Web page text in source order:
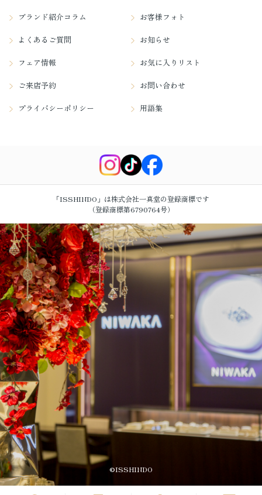
ブランド紹介コラム お客様フォト
よくあるご質問 お知らせ
フェア情報 お気に入りリスト
ご来店予約 お問い合わせ
プライバシーポリシー 用語集
「ISSHINDO」は株式会社一真堂の登録商標です
（登録商標第6790764号）
©ISSHINDO